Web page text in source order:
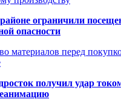
ограничили
опасности
материалов перед
получил удар